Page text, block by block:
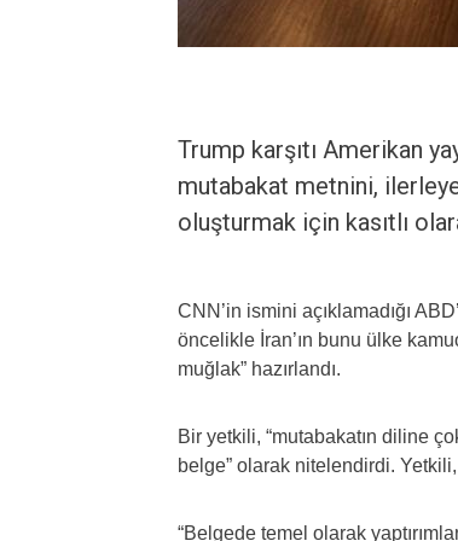
Trump karşıtı Amerikan
mutabakat metnini,
oluşturmak için kasıtlı
CNN’in ismini açıklamadığı
öncelikle İran’ın bunu ülke
muğlak” hazırlandı.
Bir yetkili, “mutabakatın diline
belge” olarak nitelendirdi.
“Belgede temel olarak